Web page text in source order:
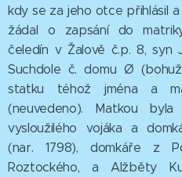
kdy se za jeho otce přihlásil
žádal o zapsání do
čeledín v Žalově č.p. 8, syn
Suchdole č. domu Ø
statku téhož jména a
(neuvedeno). Matkou byla
vysloužilého vojáka a
(nar. 1798), domkáře z
Roztockého, a Alžběty